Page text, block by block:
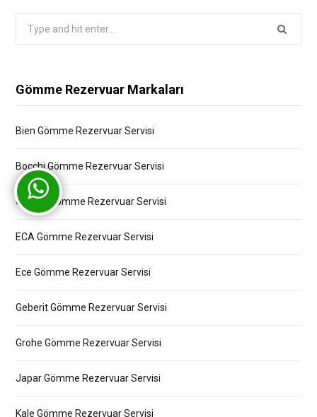
Gömme Rezervuar Markaları
Bien Gömme Rezervuar Servisi
Bocchi Gömme Rezervuar Servisi
Creavit Gömme Rezervuar Servisi
ECA Gömme Rezervuar Servisi
Ece Gömme Rezervuar Servisi
Geberit Gömme Rezervuar Servisi
Grohe Gömme Rezervuar Servisi
Japar Gömme Rezervuar Servisi
Kale Gömme Rezervuar Servisi